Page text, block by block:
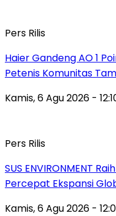
Pers Rilis
Haier Gandeng AO 1
Petenis Komunitas
Kamis, 6 Agu 2026 -
Pers Rilis
SUS ENVIRONMENT
Percepat Ekspansi
Kamis, 6 Agu 2026 -